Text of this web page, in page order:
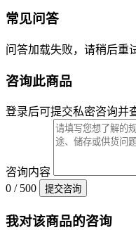
常见问答
问答加载失败，请稍后重
咨询此商品
登录后可提交私密咨询并
咨询内容
0 / 500
提交咨询
我对该商品的咨询